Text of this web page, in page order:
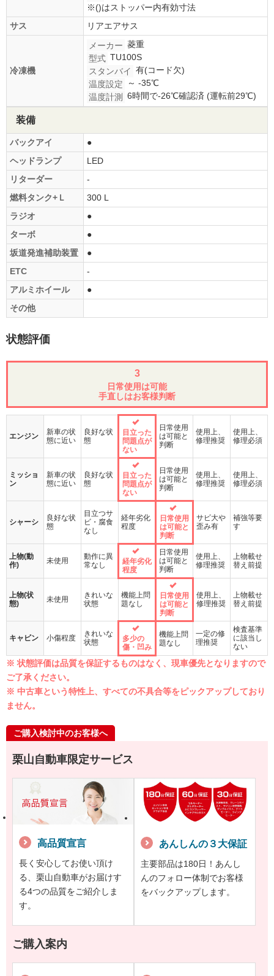
※()はストッパー内有効寸法
サス
リアエアサス
冷凍機
メーカー 菱重
型式 TU100S
スタンバイ 有(コード欠)
温度設定
～ -35℃
温度計測
6時間で-26℃確認済 (運転前29℃)
装備
バックアイ
●
ヘッドランプ
LED
リターダー
-
燃料タンク+Ｌ
300 L
ラジオ
●
ターボ
●
坂道発進補助装置
●
ETC
-
アルミホイール
●
その他
状態評価
3
日常使用は可能
手直しはお客様判断
エンジン
新車の状
態に近い
良好な状
態
目立った
問題点が
ない
日常使用
は可能と
判断
使用上、
修理推奨
使用上、
修理必須
ミッショ
ン
新車の状
態に近い
良好な状
態
目立った
問題点が
ない
日常使用
は可能と
判断
使用上、
修理推奨
使用上、
修理必須
シャーシ
良好な状
態
目立つサ
ビ・腐食
なし
経年劣化
程度
日常使用
は可能と
判断
サビ大や
歪み有
補強等要
す
上物(動
作)
未使用
動作に異
常なし
経年劣化
程度
日常使用
は可能と
判断
使用上、
修理推奨
上物載せ
替え前提
上物(状
態)
未使用
きれいな
状態
機能上問
題なし
日常使用
は可能と
判断
使用上、
修理推奨
上物載せ
替え前提
キャビン 小傷程度
きれいな
状態
多少の
傷・凹み
機能上問
題なし
一定の修
理推奨
検査基準
に該当し
ない
※ 状態評価は品質を保証するものはなく、現車優先となりますので
ご了承ください。
※ 中古車という特性上、すべての不具合等をピックアップしており
ません。
ご購入検討中のお客様へ
栗山自動車限定サービス
高品質宣言
長く安心してお使い頂け
る、栗山自動車がお届けす
る4つの品質をご紹介しま
す。
あんしんの３大保証
主要部品は180日！あんし
んのフォロー体制でお客様
をバックアップします。
ご購入案内